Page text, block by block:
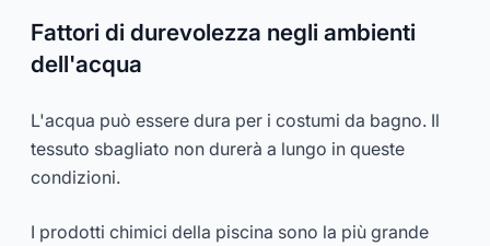
Fattori di durevolezza negli ambienti
dell'acqua
L'acqua può essere dura per i costumi da bagno. Il
tessuto sbagliato non durerà a lungo in queste
condizioni.
I prodotti chimici della piscina sono la più grande